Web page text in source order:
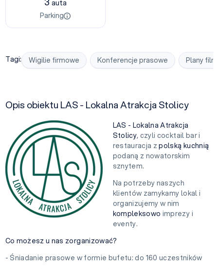
auta
Parking
Tagi: Wigilie firmowe Konferencje prasowe Plany
Opis obiektu LAS - Lokalna Atrakcja Stolicy
LAS - Lokalna Atrakcja
Stolicy, czyli cocktail bar i
restauracja zpolską kuchnią
podaną z nowatorskim
sznytem.
Na potrzeby naszych
klientów zamykamy lokal i
organizujemy w nim
kompleksowo imprezy i
eventy.
Co możesz u nas zorganizować?
- Śniadanie prasowe w formie bufetu: do 160 uczestników